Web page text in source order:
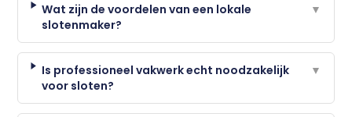
Wat zijn de voordelen van een lokale
slotenmaker?
▼
Is professioneel vakwerk echt noodzakelijk
voor sloten?
▼